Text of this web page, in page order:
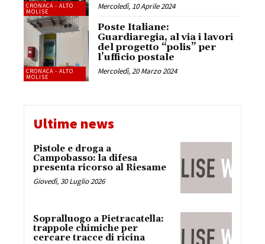
CRONACA - ALTO
MOLISE
Mercoledì, 10 Aprile 2024
CRONACA - ALTO
MOLISE
Poste Italiane:
Guardiaregia, al via i lavori
del progetto “polis” per
l’ufficio postale
Mercoledì, 20 Marzo 2024
Ultime news
Pistole e droga a
Campobasso: la difesa
presenta ricorso al Riesame
Giovedì, 30 Luglio 2026
Sopralluogo a Pietracatella:
trappole chimiche per
cercare tracce di ricina